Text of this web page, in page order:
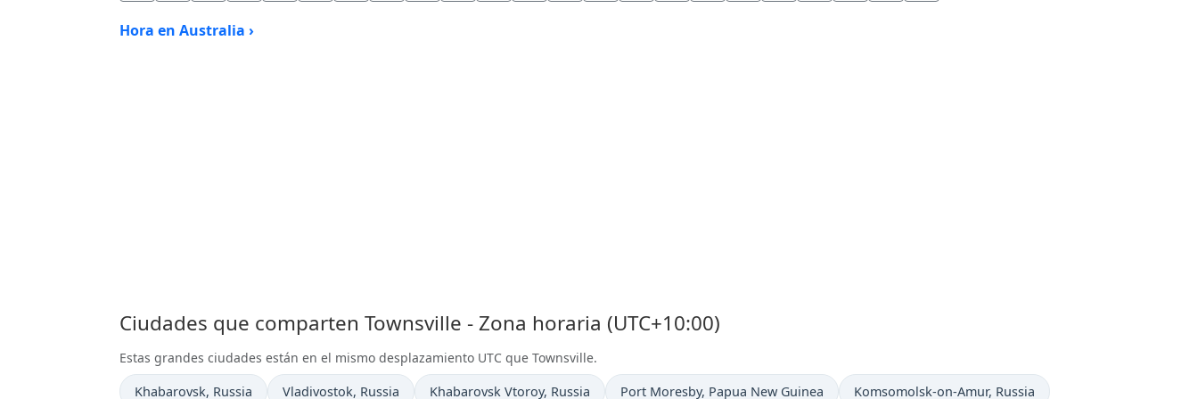
Hora en Australia ›
Ciudades que comparten Townsville - Zona horaria (UTC+10:00)
Estas grandes ciudades están en el mismo desplazamiento UTC que Townsville.
Hora actual en
Khabarovsk, Russia Hora actual en
Vladivostok, Russia Hora actual en
Khabarovsk Vtoroy, Russia Hora actual en
Port Moresby, Papua New Guinea Hora actual en
Komsomolsk-on-Amur, Russia